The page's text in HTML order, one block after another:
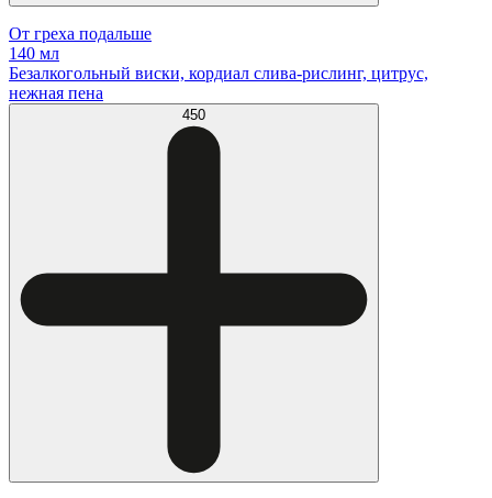
От греха подальше
140 мл
Безалкогольный виски, кордиал слива-рислинг, цитрус,
нежная пена
450